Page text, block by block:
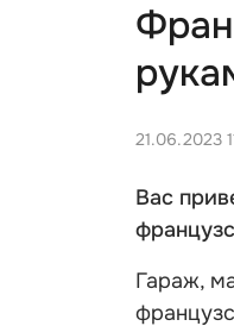
21.06.2023
Вас
Гараж,